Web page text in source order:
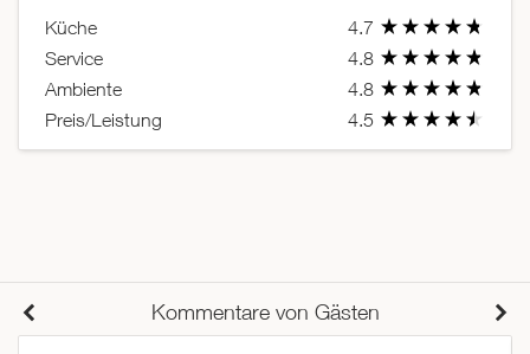
Küche
4.7
Service
4.8
Ambiente
4.8
Preis/Leistung
4.5
Kommentare von Gästen